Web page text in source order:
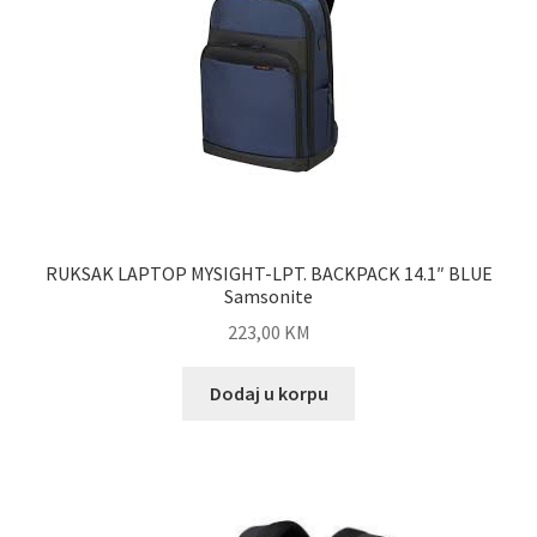
RUKSAK LAPTOP MYSIGHT-LPT. BACKPACK 14.1″ BLUE
Samsonite
223,00 KM
Dodaj u korpu